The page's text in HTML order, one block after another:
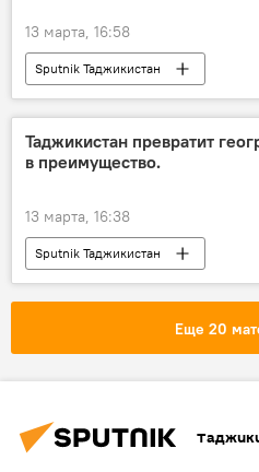
13 марта, 16:58
Sputnik Таджикистан
Таджикистан превратит
в преимущество.
13 марта, 16:38
Sputnik Таджикистан
Еще 20